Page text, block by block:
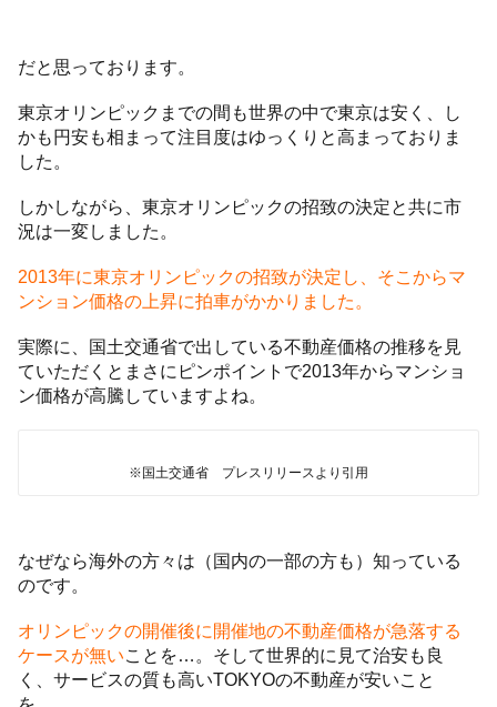
だと思っております。
東京オリンピックまでの間も世界の中で東京は安く、し
かも円安も相まって注目度はゆっくりと高まっておりま
した。
しかしながら、東京オリンピックの招致の決定と共に市
況は一変しました。
2013年に東京オリンピックの招致が決定し、そこからマ
ンション価格の上昇に拍車がかかりました。
実際に、国土交通省で出している不動産価格の推移を見
ていただくとまさにピンポイントで2013年からマンショ
ン価格が高騰していますよね。
※国土交通省 プレスリリースより引用
なぜなら海外の方々は（国内の一部の方も）知っている
のです。
オリンピックの開催後に開催地の不動産価格が急落する
ケースが無いことを…。そして世界的に見て治安も良
く、サービスの質も高いTOKYOの不動産が安いこと